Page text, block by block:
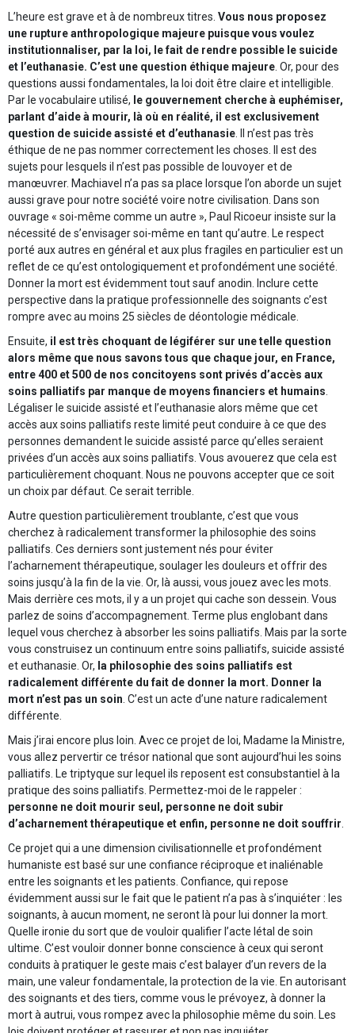
L’heure est grave et à de nombreux titres. Vous nous proposez
une rupture anthropologique majeure puisque vous voulez
institutionnaliser, par la loi, le fait de rendre possible le suicide
et l’euthanasie. C’est une question éthique majeure. Or, pour des
questions aussi fondamentales, la loi doit être claire et intelligible.
Par le vocabulaire utilisé, le gouvernement cherche à euphémiser,
parlant d’aide à mourir, là où en réalité, il est exclusivement
question de suicide assisté et d’euthanasie. Il n’est pas très
éthique de ne pas nommer correctement les choses. Il est des
sujets pour lesquels il n’est pas possible de louvoyer et de
manœuvrer. Machiavel n’a pas sa place lorsque l’on aborde un sujet
aussi grave pour notre société voire notre civilisation. Dans son
ouvrage « soi-même comme un autre », Paul Ricoeur insiste sur la
nécessité de s’envisager soi-même en tant qu’autre. Le respect
porté aux autres en général et aux plus fragiles en particulier est un
reflet de ce qu’est ontologiquement et profondément une société.
Donner la mort est évidemment tout sauf anodin. Inclure cette
perspective dans la pratique professionnelle des soignants c’est
rompre avec au moins 25 siècles de déontologie médicale.
Ensuite, il est très choquant de légiférer sur une telle question
alors même que nous savons tous que chaque jour, en France,
entre 400 et 500 de nos concitoyens sont privés d’accès aux
soins palliatifs par manque de moyens financiers et humains.
Légaliser le suicide assisté et l’euthanasie alors même que cet
accès aux soins palliatifs reste limité peut conduire à ce que des
personnes demandent le suicide assisté parce qu’elles seraient
privées d’un accès aux soins palliatifs. Vous avouerez que cela est
particulièrement choquant. Nous ne pouvons accepter que ce soit
un choix par défaut. Ce serait terrible.
Autre question particulièrement troublante, c’est que vous
cherchez à radicalement transformer la philosophie des soins
palliatifs. Ces derniers sont justement nés pour éviter
l’acharnement thérapeutique, soulager les douleurs et offrir des
soins jusqu’à la fin de la vie. Or, là aussi, vous jouez avec les mots.
Mais derrière ces mots, il y a un projet qui cache son dessein. Vous
parlez de soins d’accompagnement. Terme plus englobant dans
lequel vous cherchez à absorber les soins palliatifs. Mais par la sorte
vous construisez un continuum entre soins palliatifs, suicide assisté
et euthanasie. Or, la philosophie des soins palliatifs est
radicalement différente du fait de donner la mort. Donner la
mort n’est pas un soin. C’est un acte d’une nature radicalement
différente.
Mais j’irai encore plus loin. Avec ce projet de loi, Madame la Ministre,
vous allez pervertir ce trésor national que sont aujourd’hui les soins
palliatifs. Le triptyque sur lequel ils reposent est consubstantiel à la
pratique des soins palliatifs. Permettez-moi de le rappeler :
personne ne doit mourir seul, personne ne doit subir
d’acharnement thérapeutique et enfin, personne ne doit souffrir.
Ce projet qui a une dimension civilisationnelle et profondément
humaniste est basé sur une confiance réciproque et inaliénable
entre les soignants et les patients. Confiance, qui repose
évidemment aussi sur le fait que le patient n’a pas à s’inquiéter : les
soignants, à aucun moment, ne seront là pour lui donner la mort.
Quelle ironie du sort que de vouloir qualifier l’acte létal de soin
ultime. C’est vouloir donner bonne conscience à ceux qui seront
conduits à pratiquer le geste mais c’est balayer d’un revers de la
main, une valeur fondamentale, la protection de la vie. En autorisant
des soignants et des tiers, comme vous le prévoyez, à donner la
mort à autrui, vous rompez avec la philosophie même du soin. Les